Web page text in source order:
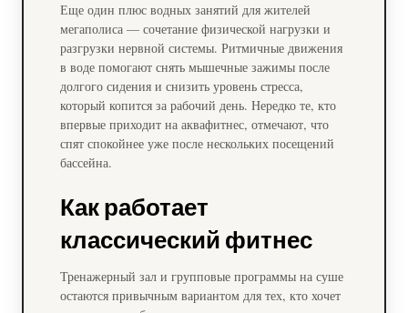
Еще один плюс водных занятий для жителей
мегаполиса — сочетание физической нагрузки и
разгрузки нервной системы. Ритмичные движения
в воде помогают снять мышечные зажимы после
долгого сидения и снизить уровень стресса,
который копится за рабочий день. Нередко те, кто
впервые приходит на аквафитнес, отмечают, что
спят спокойнее уже после нескольких посещений
бассейна.
Как работает
классический фитнес
Тренажерный зал и групповые программы на суше
остаются привычным вариантом для тех, кто хочет